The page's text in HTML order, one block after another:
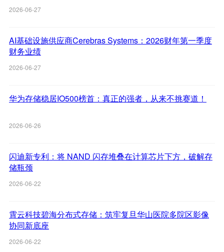
2026-06-27
AI基础设施供应商Cerebras Systems：2026财年第一季度
财务业绩
2026-06-27
华为存储稳居IO500榜首：真正的强者，从来不挑赛道！
2026-06-26
闪迪新专利：将 NAND 闪存堆叠在计算芯片下方，破解存
储瓶颈
2026-06-22
霄云科技碧海分布式存储：筑牢复旦华山医院多院区影像
协同新底座
2026-06-22